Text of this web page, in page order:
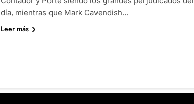
día, mientras que Mark Cavendish…
Leer más